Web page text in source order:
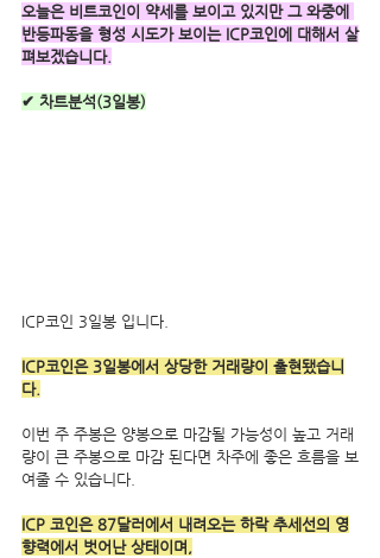
오늘은 비트코인이 약세를 보이고 있지만 그 와중에
반등파동을 형성 시도가 보이는 ICP코인에 대해서 살
펴보겠습니다.
✔ 차트분석(3일봉)
ICP코인 3일봉 입니다.
ICP코인은 3일봉에서 상당한 거래량이 출현됐습니
다.
이번 주 주봉은 양봉으로 마감될 가능성이 높고 거래
량이 큰 주봉으로 마감 된다면 차주에 좋은 흐름을 보
여줄 수 있습니다.
ICP 코인은 87달러에서 내려오는 하락 추세선의 영
향력에서 벗어난 상태이며,